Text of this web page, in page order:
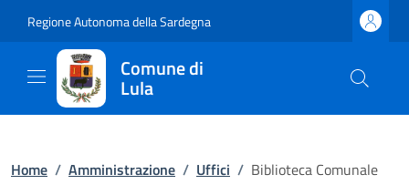
Regione Autonoma della Sardegna
Comune di
Lula
Home / Amministrazione / Uffici / Biblioteca Comunale